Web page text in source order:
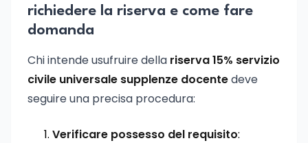
richiedere la riserva e come fare
domanda
Chi intende usufruire della riserva 15% servizio
civile universale supplenze docentedeve
seguire una precisa procedura:
Verificare possesso del requisito: